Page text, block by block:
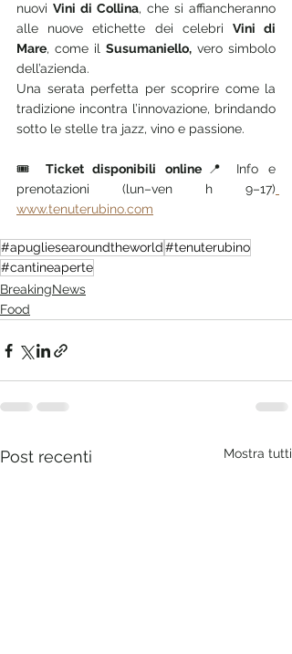
nuovi Vini di Collina, che si affiancheranno
alle nuove etichette dei celebri Vini di
Mare, come il Susumaniello, vero simbolo
dell’azienda.
Una serata perfetta per scoprire come la
tradizione incontra l’innovazione, brindando
sotto le stelle tra jazz, vino e passione.
🎟 Ticket disponibili online 📍 Info e
prenotazioni (lun–ven h 9–17)
www.tenuterubino.com
#apugliesearoundtheworld#tenuterubino
#cantineaperte
BreakingNews
Food
Post recenti Mostra tutti